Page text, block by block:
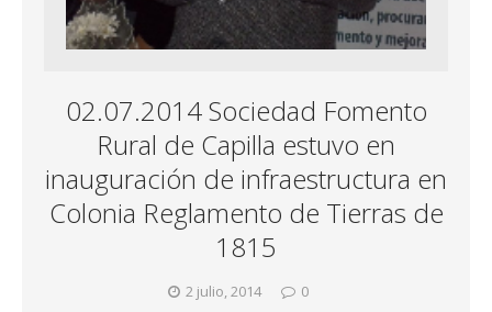
02.07.2014 Sociedad Fomento
Rural de Capilla estuvo en
inauguración de infraestructura en
Colonia Reglamento de Tierras de
1815
2 julio, 2014 0